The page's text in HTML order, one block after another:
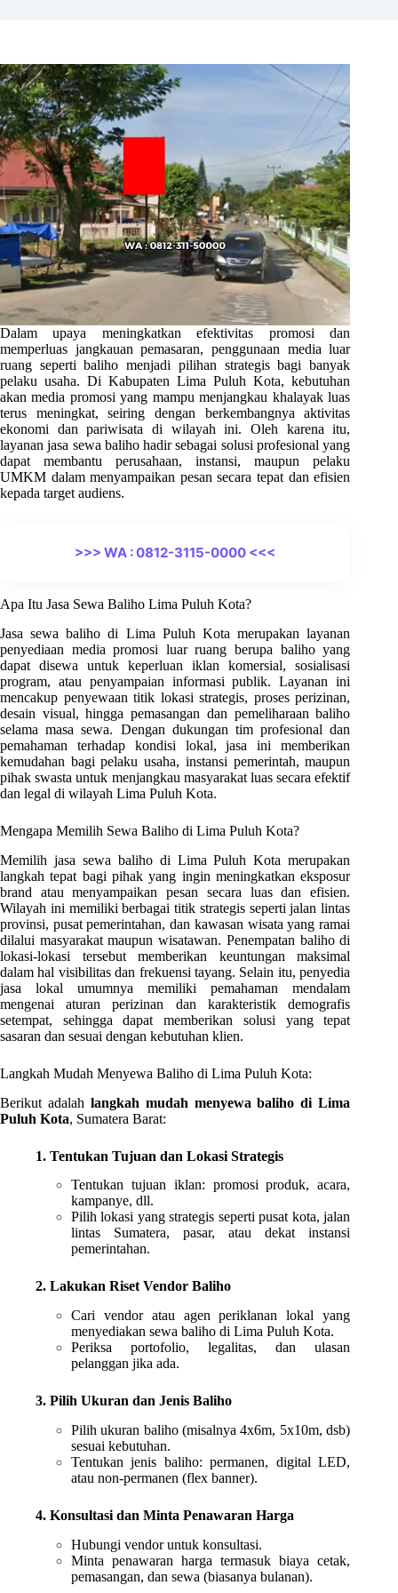
Dalam upaya meningkatkan efektivitas promosi dan
memperluas jangkauan pemasaran, penggunaan media luar
ruang seperti baliho menjadi pilihan strategis bagi banyak
pelaku usaha. Di Kabupaten Lima Puluh Kota, kebutuhan
akan media promosi yang mampu menjangkau khalayak luas
terus meningkat, seiring dengan berkembangnya aktivitas
ekonomi dan pariwisata di wilayah ini. Oleh karena itu,
layanan jasa sewa baliho hadir sebagai solusi profesional yang
dapat membantu perusahaan, instansi, maupun pelaku
UMKM dalam menyampaikan pesan secara tepat dan efisien
kepada target audiens.
>>> WA : 0812-3115-0000 <<<
Apa Itu Jasa Sewa Baliho Lima Puluh Kota?
Jasa sewa baliho di Lima Puluh Kota merupakan layanan
penyediaan media promosi luar ruang berupa baliho yang
dapat disewa untuk keperluan iklan komersial, sosialisasi
program, atau penyampaian informasi publik. Layanan ini
mencakup penyewaan titik lokasi strategis, proses perizinan,
desain visual, hingga pemasangan dan pemeliharaan baliho
selama masa sewa. Dengan dukungan tim profesional dan
pemahaman terhadap kondisi lokal, jasa ini memberikan
kemudahan bagi pelaku usaha, instansi pemerintah, maupun
pihak swasta untuk menjangkau masyarakat luas secara efektif
dan legal di wilayah Lima Puluh Kota.
Mengapa Memilih Sewa Baliho di Lima Puluh Kota?
Memilih jasa sewa baliho di Lima Puluh Kota merupakan
langkah tepat bagi pihak yang ingin meningkatkan eksposur
brand atau menyampaikan pesan secara luas dan efisien.
Wilayah ini memiliki berbagai titik strategis seperti jalan lintas
provinsi, pusat pemerintahan, dan kawasan wisata yang ramai
dilalui masyarakat maupun wisatawan. Penempatan baliho di
lokasi-lokasi tersebut memberikan keuntungan maksimal
dalam hal visibilitas dan frekuensi tayang. Selain itu, penyedia
jasa lokal umumnya memiliki pemahaman mendalam
mengenai aturan perizinan dan karakteristik demografis
setempat, sehingga dapat memberikan solusi yang tepat
sasaran dan sesuai dengan kebutuhan klien.
Langkah Mudah Menyewa Baliho di Lima Puluh Kota:
Berikut adalah langkah mudah menyewa baliho di Lima
Puluh Kota, Sumatera Barat:
1. Tentukan Tujuan dan Lokasi Strategis
Tentukan tujuan iklan: promosi produk, acara,
kampanye, dll.
Pilih lokasi yang strategis seperti pusat kota, jalan
lintas Sumatera, pasar, atau dekat instansi
pemerintahan.
2. Lakukan Riset Vendor Baliho
Cari vendor atau agen periklanan lokal yang
menyediakan sewa baliho di Lima Puluh Kota.
Periksa portofolio, legalitas, dan ulasan
pelanggan jika ada.
3. Pilih Ukuran dan Jenis Baliho
Pilih ukuran baliho (misalnya 4x6m, 5x10m, dsb)
sesuai kebutuhan.
Tentukan jenis baliho: permanen, digital LED,
atau non-permanen (flex banner).
4. Konsultasi dan Minta Penawaran Harga
Hubungi vendor untuk konsultasi.
Minta penawaran harga termasuk biaya cetak,
pemasangan, dan sewa (biasanya bulanan).